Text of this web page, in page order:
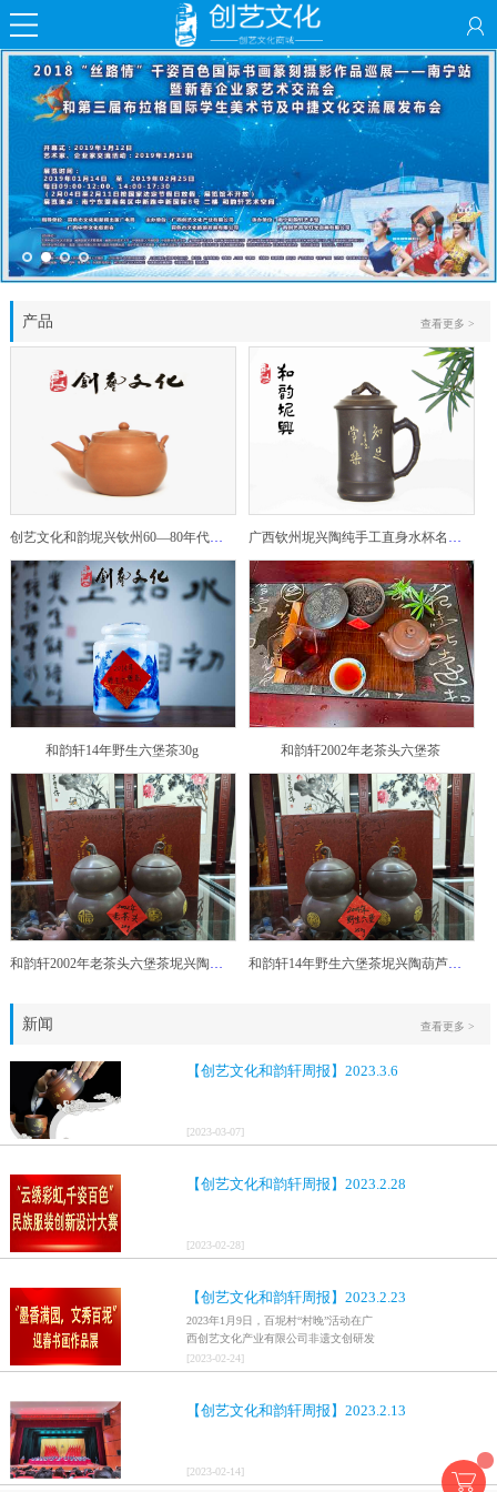
产品 查看更多 >
创艺文化和韵坭兴钦州60—80年代坭兴陶老壶——玉奎壶 广西钦州坭兴陶纯手工直身水杯名家陶瓷大师紫砂建水紫陶
和韵轩14年野生六堡茶30g 和韵轩2002年老茶头六堡茶
和韵轩2002年老茶头六堡茶坭兴陶葫芦茶罐 和韵轩14年野生六堡茶坭兴陶葫芦茶罐
新闻
【创艺文化和韵轩周报】2023.3.6
[2023-03-07]
【创艺文化和韵轩周报】2023.2.28
[2023-02-28]
【创艺文化和韵轩周报】2023.2.23
2023年1月9日，百坭村“村晚”活动在广
西创艺文化产业有限公司非遗文创研发
基地、百色市乐业县百坭壮族织布技艺
传承创意基地正式开启，活动紧扣“启航
村特色设计舞美，突出乡村文艺新体
[2023-02-24]
【创艺文化和韵轩周报】2023.2.13
[2023-02-14]
查看更多 >